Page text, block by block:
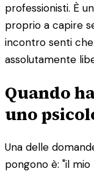
professionisti. È
proprio a capire
incontro senti
assolutamente
Quando
uno
Una delle
pongono è: "il